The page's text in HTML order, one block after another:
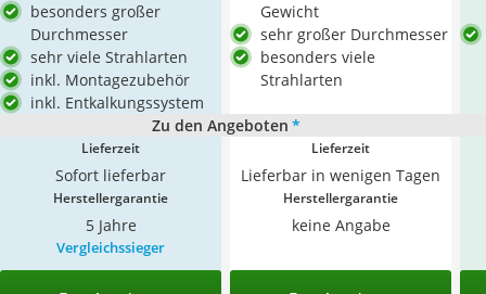
besonders großer
Durchmesser
sehr viele Strahlarten
inkl. Montagezubehör
inkl. Entkalkungssystem
Gewicht
sehr großer Durchmesser
besonders viele
Strahlarten
Zu den Angeboten *
Lieferzeit
Sofort lieferbar
Lieferzeit
Lieferbar in wenigen Tagen
Herstellergarantie
5 Jahre
Herstellergarantie
keine Angabe
Vergleichssieger